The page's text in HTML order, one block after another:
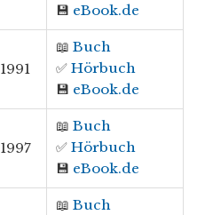
💾 eBook.de
1991
📖 Buch
✅ Hörbuch
💾 eBook.de
1997
📖 Buch
✅ Hörbuch
💾 eBook.de
📖 Buch